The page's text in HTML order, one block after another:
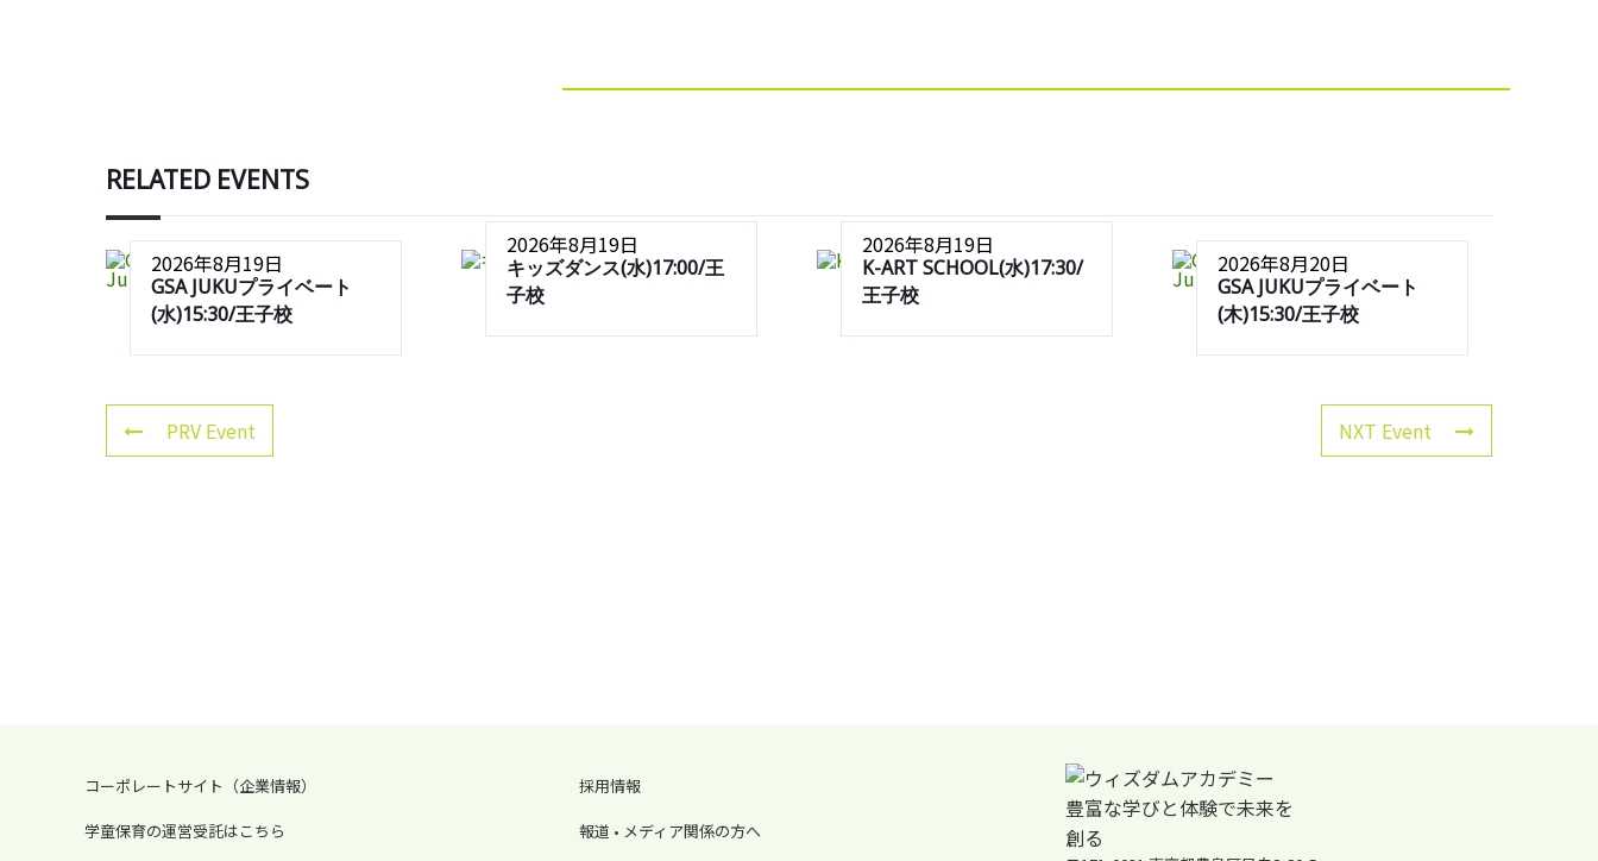
RELATED EVENTS
2026年8月19日
GSA JUKUプライベート
(水)15:30/王子校
2026年8月19日
キッズダンス(水)17:00/王
子校
2026年8月19日
K-ART SCHOOL(水)17:30/
王子校
2026年8月20日
GSA JUKUプライベート
(木)15:30/王子校
PRV Event NXT Event
コーポレートサイト（企業情報）
学童保育の運営受託はこちら
採用情報
報道 • メディア関係の方へ